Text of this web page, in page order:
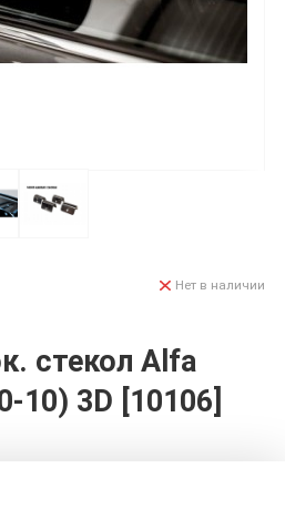
стекол Alfa
10) 3D [10106]
Нет в наличии